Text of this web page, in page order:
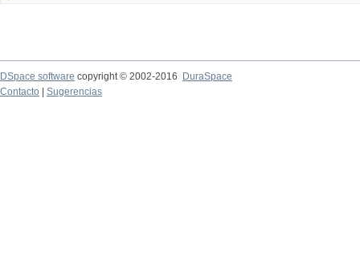
DSpace software copyright © 2002-2016
DuraSpace
Contacto
Sugerencias